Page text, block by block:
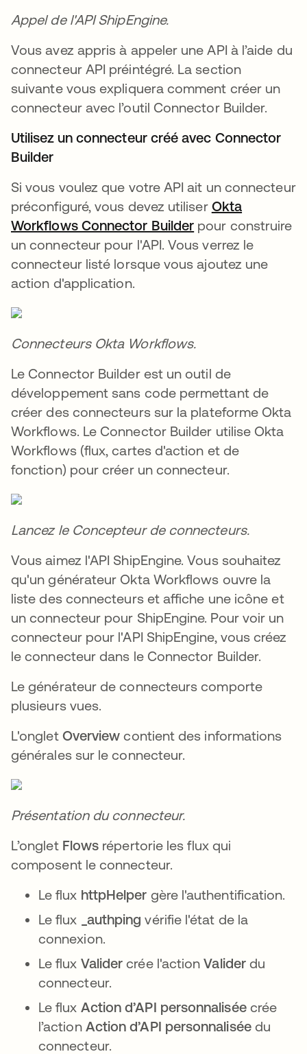
Appel de l'API ShipEngine.
Vous avez appris à appeler une API à l’aide du
connecteur API préintégré. La section
suivante vous expliquera comment créer un
connecteur avec l’outil Connector Builder.
Utilisez un connecteur créé avec Connector
Builder
Si vous voulez que votre API ait un connecteur
préconfiguré, vous devez utiliser Okta
Workflows Connector Builder pour construire
un connecteur pour l'API. Vous verrez le
connecteur listé lorsque vous ajoutez une
action d'application.
Connecteurs Okta Workflows.
Le Connector Builder est un outil de
développement sans code permettant de
créer des connecteurs sur la plateforme Okta
Workflows. Le Connector Builder utilise Okta
Workflows (flux, cartes d'action et de
fonction) pour créer un connecteur.
Lancez le Concepteur de connecteurs.
Vous aimez l'API ShipEngine. Vous souhaitez
qu'un générateur Okta Workflows ouvre la
liste des connecteurs et affiche une icône et
un connecteur pour ShipEngine. Pour voir un
connecteur pour l'API ShipEngine, vous créez
le connecteur dans le Connector Builder.
Le générateur de connecteurs comporte
plusieurs vues.
L'onglet Overview contient des informations
générales sur le connecteur.
Présentation du connecteur.
L’onglet Flows répertorie les flux qui
composent le connecteur.
Le flux httpHelper gère l'authentification.
Le flux
_authping vérifie l'état de la
connexion.
Le flux Valider crée l'actionValiderdu
connecteur.
Le flux Action d’API personnaliséecrée
l’action Action d’API personnaliséedu
connecteur.